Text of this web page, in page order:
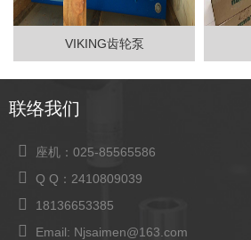
VIKING齿轮泵
联络我们
座机：025-85565586
Q Q：2410809039
18136653385
Email: Njsaimen@163.com